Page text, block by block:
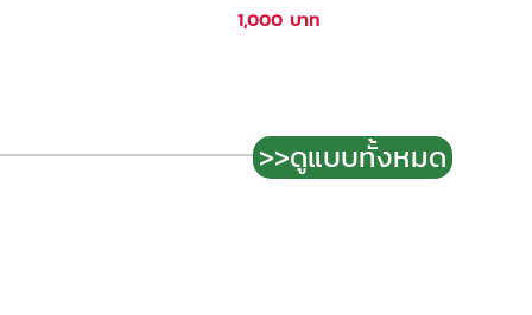
1,000 บาท
>>ดูแบบทั้งหมด